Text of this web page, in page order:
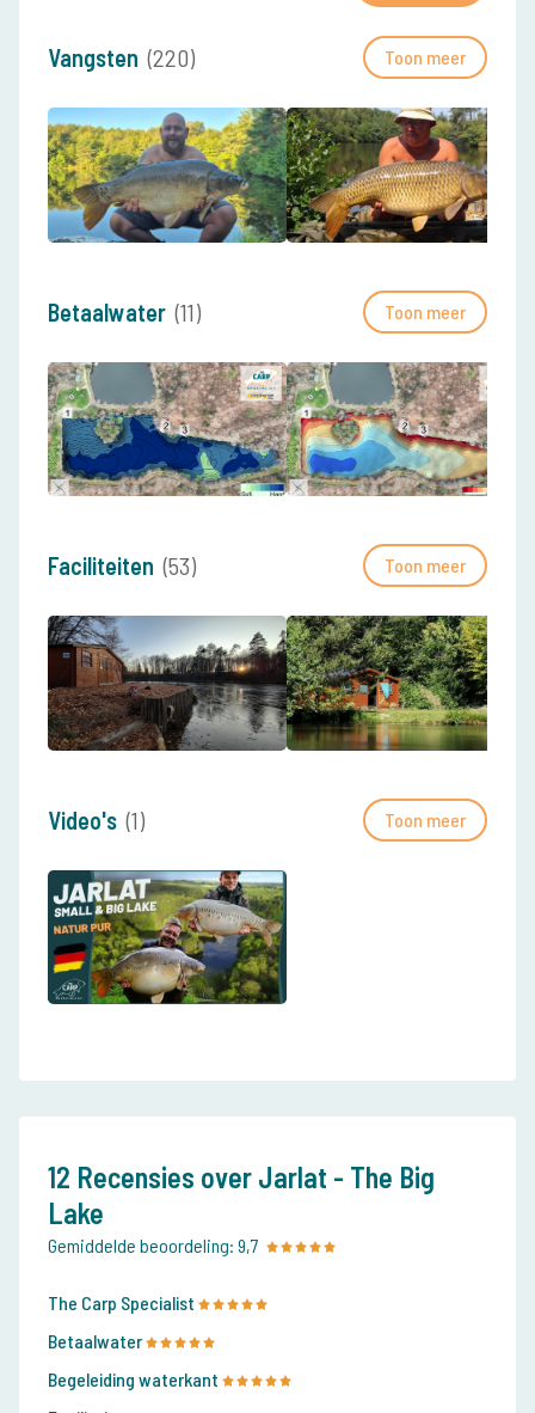
Vangsten (220) Toon meer
Betaalwater (11) Toon meer
Faciliteiten (53) Toon meer
Video's (1) Toon meer
12 Recensies over Jarlat - The Big
Lake
Gemiddelde beoordeling: 9,7
The Carp Specialist
Betaalwater
Begeleiding waterkant